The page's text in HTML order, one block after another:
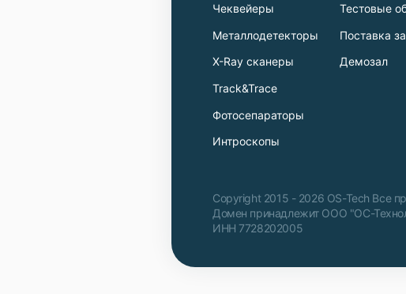
Чеквейеры
Металлодетекторы
X-Ray сканеры
Track&Trace
Фотосепараторы
Интроскопы
Тестовые
Поставка
Демозал
Copyright 2015 - 2026 OS-Tech Все
Домен принадлежит ООО "ОС-
ИНН 7728202005